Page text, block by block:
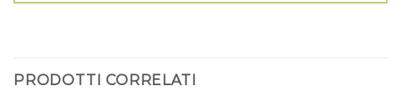
PRODOTTI CORRELATI